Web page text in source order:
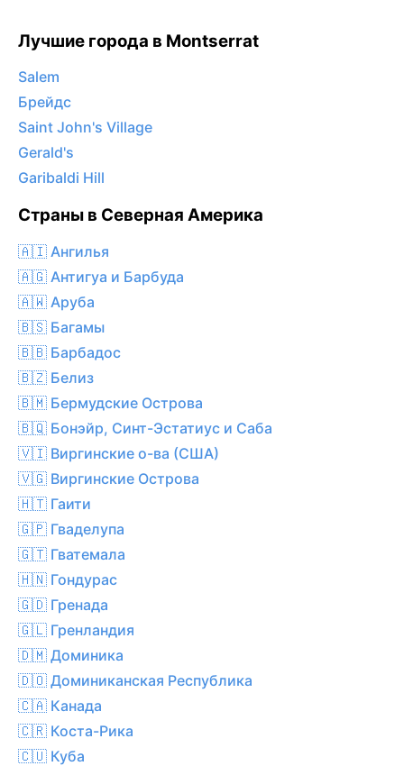
Лучшие города в Montserrat
Salem
Брейдс
Saint John's Village
Gerald's
Garibaldi Hill
Страны в Северная Америка
🇦🇮 Ангилья
🇦🇬 Антигуа и Барбуда
🇦🇼 Аруба
🇧🇸 Багамы
🇧🇧 Барбадос
🇧🇿 Белиз
🇧🇲 Бермудские Острова
🇧🇶 Бонэйр, Синт-Эстатиус и Саба
🇻🇮 Виргинские о-ва (США)
🇻🇬 Виргинские Острова
🇭🇹 Гаити
🇬🇵 Гваделупа
🇬🇹 Гватемала
🇭🇳 Гондурас
🇬🇩 Гренада
🇬🇱 Гренландия
🇩🇲 Доминика
🇩🇴 Доминиканская Республика
🇨🇦 Канада
🇨🇷 Коста-Рика
🇨🇺 Куба